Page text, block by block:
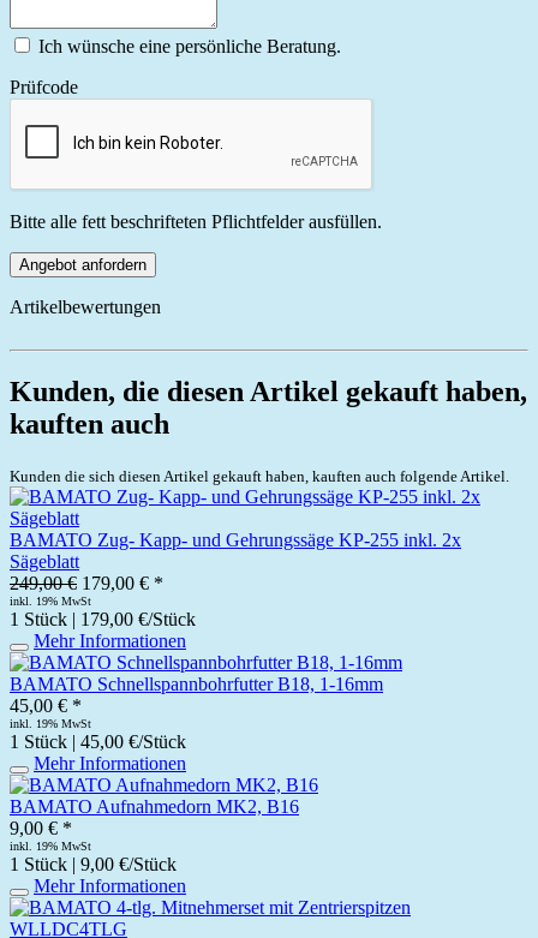
Ich wünsche eine persönliche Beratung.
Prüfcode
Bitte alle fett beschrifteten Pflichtfelder ausfüllen.
Angebot anfordern
Artikelbewertungen
Kunden, die diesen Artikel gekauft haben,
kauften auch
Kunden die sich diesen Artikel gekauft haben, kauften auch folgende Artikel.
BAMATO Zug- Kapp- und Gehrungssäge KP-255 inkl. 2x
Sägeblatt
249,00 € 179,00 € *
inkl. 19% MwSt
1 Stück | 179,00 €/Stück
Mehr Informationen
BAMATO Schnellspannbohrfutter B18, 1-16mm
45,00 € *
inkl. 19% MwSt
1 Stück | 45,00 €/Stück
Mehr Informationen
BAMATO Aufnahmedorn MK2, B16
9,00 € *
inkl. 19% MwSt
1 Stück | 9,00 €/Stück
Mehr Informationen